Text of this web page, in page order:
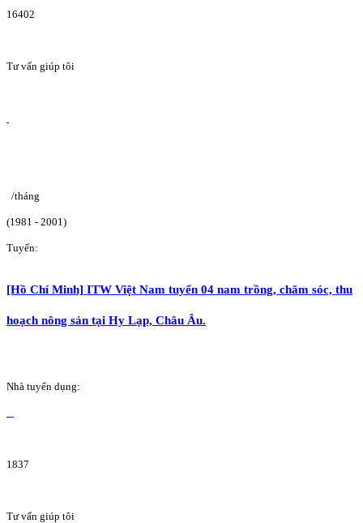
16402
Tư vấn giúp tôi
/tháng
(1981 - 2001)
Tuyển:
[Hồ Chí Minh] ITW Việt Nam tuyển 04 nam trồng, chăm sóc, thu
hoạch nông sản tại Hy Lạp, Châu Âu.
Nhà tuyển dụng:
1837
Tư vấn giúp tôi